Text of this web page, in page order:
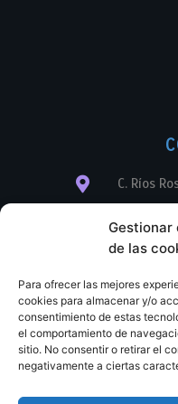
Gestionar
de las
Para ofrecer las mejores
cookies para almacenar y/o
consentimiento de estas
el comportamiento de
sitio. No consentir o retirar el
negativamente a ciertas
C. Ríos